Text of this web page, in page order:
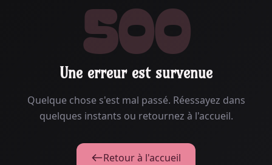
500
Une erreur est survenue
Quelque chose s'est mal passé. Réessayez dans
quelques instants ou retournez à l'accueil.
Retour à l'accueil